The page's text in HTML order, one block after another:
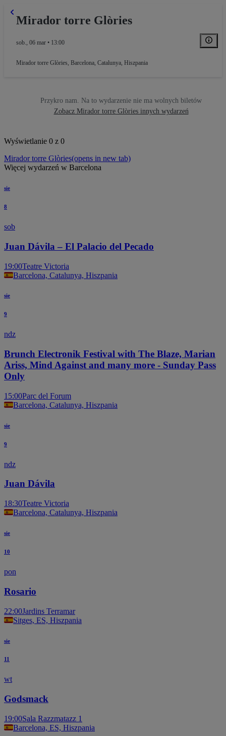
Mirador torre Glòries
sob., 06 mar • 13:00
Mirador torre Glòries, Barcelona, Catalunya, Hiszpania
Przykro nam. Na to wydarzenie nie ma wolnych biletów
Zobacz Mirador torre Glòries innych wydarzeń
Wyświetlanie 0 z 0
Mirador torre Glòries(opens in new tab)
Więcej wydarzeń w Barcelona
sie
8
sob
Juan Dávila – El Palacio del Pecado
19:00Teatre Victoria
Barcelona, Catalunya, Hiszpania
sie
9
ndz
Brunch Electronik Festival with The Blaze, Marian
Ariss, Mind Against and many more - Sunday Pass
Only
15:00Parc del Forum
Barcelona, Catalunya, Hiszpania
sie
9
ndz
Juan Dávila
18:30Teatre Victoria
Barcelona, Catalunya, Hiszpania
sie
10
pon
Rosario
22:00Jardins Terramar
Sitges, ES, Hiszpania
sie
11
wt
Godsmack
19:00Sala Razzmatazz 1
Barcelona, ES, Hiszpania